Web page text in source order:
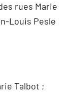
rues Marie
Louis Pesle
Talbot ;